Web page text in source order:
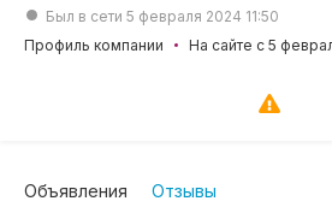
Был в сети 5 февраля 2024 11:50
Профиль компании
На сайте с 5
Объявления Отзывы